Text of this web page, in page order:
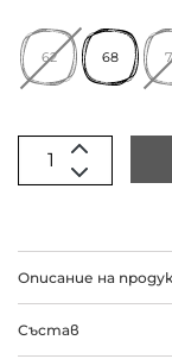
62 68
Описание на
Състав